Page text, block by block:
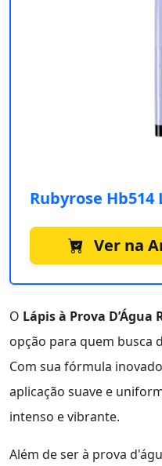
Rubyrose
Ver na
O Lápis à Prova D’Água
opção para quem busca
Com sua fórmula
aplicação suave e
intenso e vibrante.
Além de ser à prova